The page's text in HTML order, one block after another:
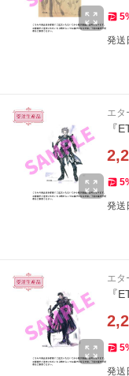
5
発送
エタ
『
5
発送
エタ
『
5
発送